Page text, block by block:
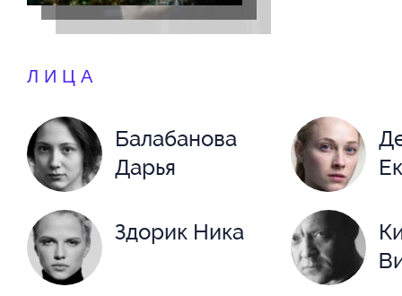
ЛИЦА
Балабанова
Дарья
Здорик Ника